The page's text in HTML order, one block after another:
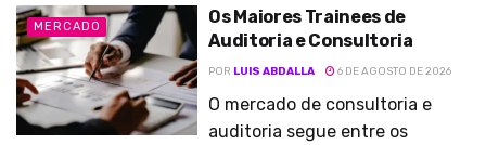
MERCADO
Os Maiores Trainees de
Auditoria e Consultoria
POR LUIS ABDALLA 6 DE AGOSTO DE 2026
O mercado de consultoria e
auditoria segue entre os